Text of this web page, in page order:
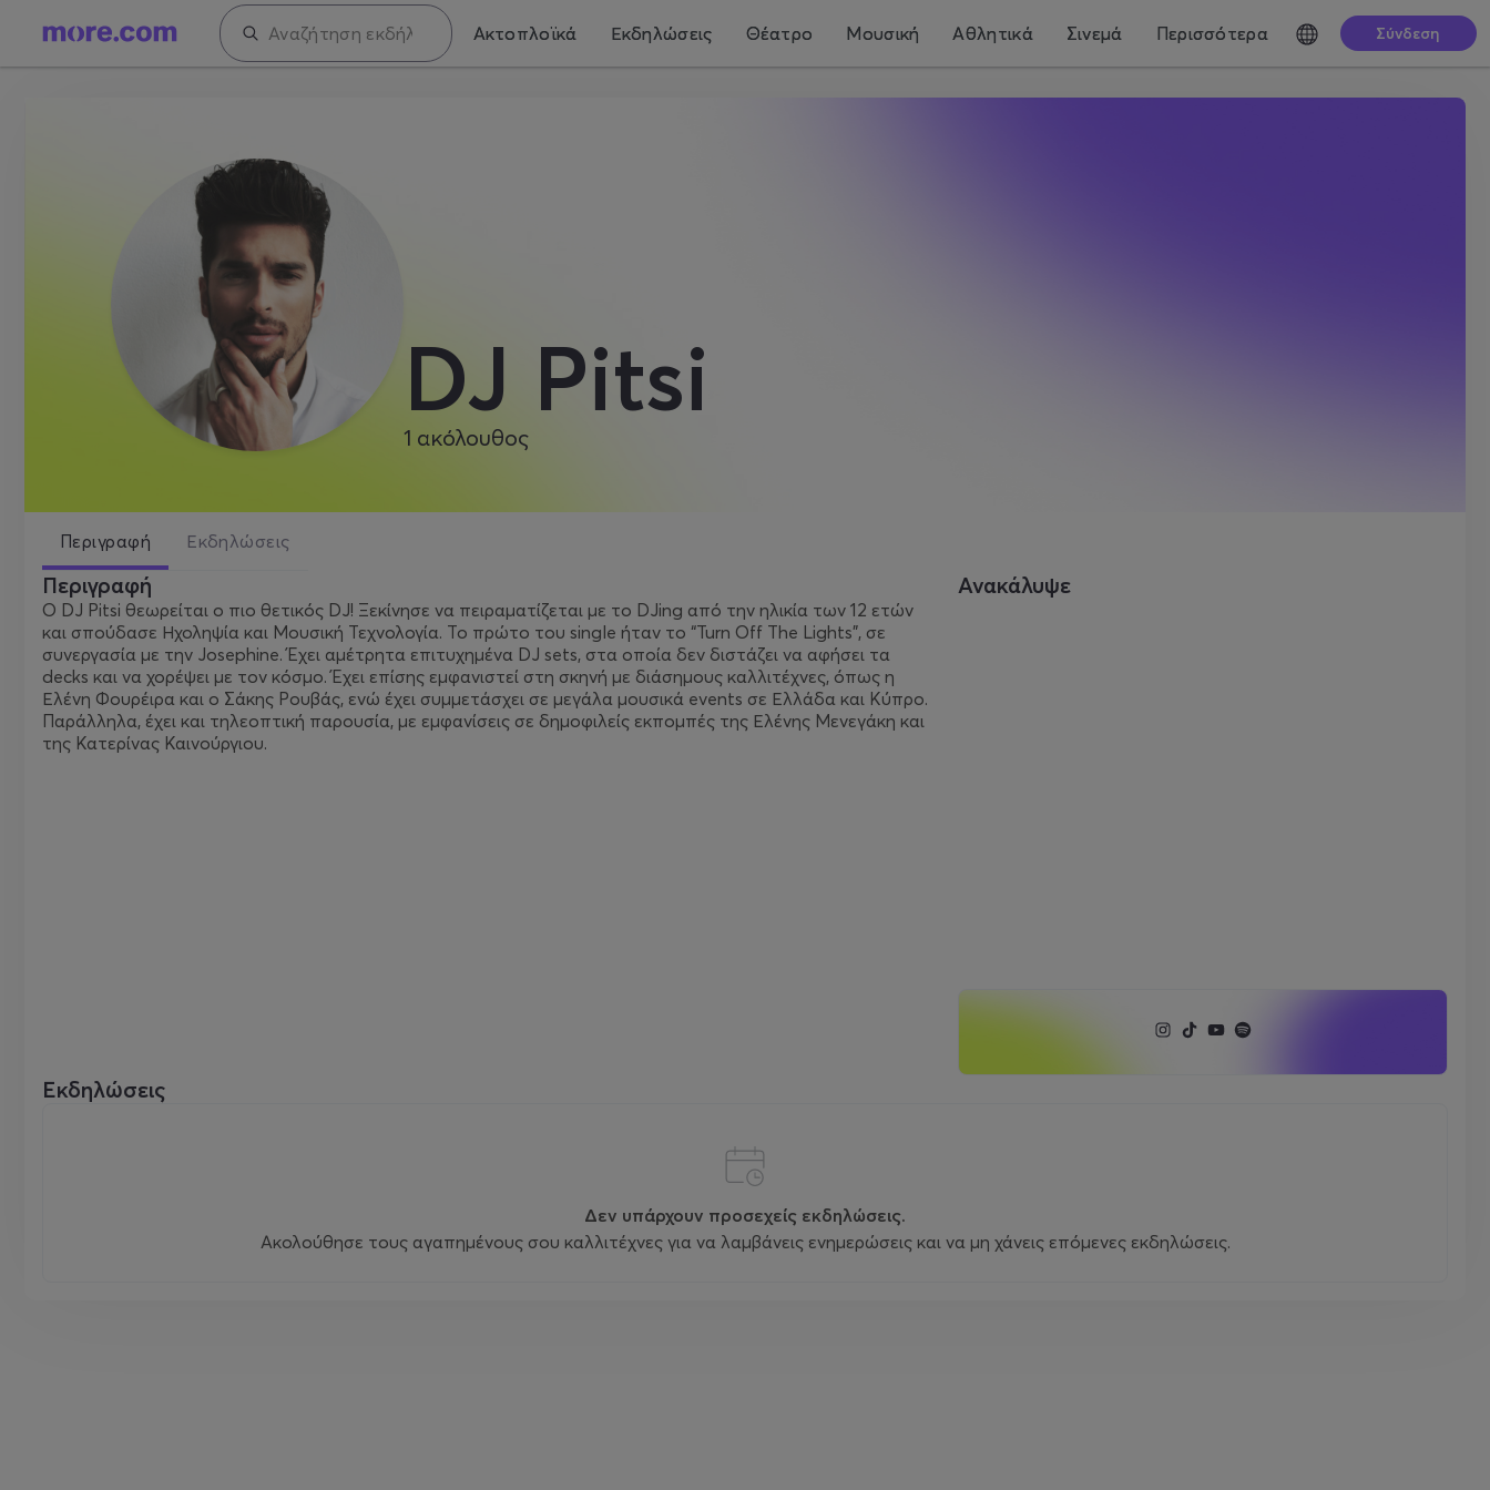
Ακτοπλοϊκά Εκδηλώσεις Θέατρο Μουσική Αθλητικά Σινεμά Περισσότερα Σύνδεση
DJ Pitsi
1 ακόλουθος
Περιγραφή Εκδηλώσεις
Περιγραφή
Ο DJ Pitsi θεωρείται ο πιο θετικός DJ! Ξεκίνησε να πειραματίζεται με το DJing από την ηλικία των 12 ετών
και σπούδασε Ηχοληψία και Μουσική Τεχνολογία. Το πρώτο του single ήταν το “Turn Off The Lights”, σε
συνεργασία με την Josephine. Έχει αμέτρητα επιτυχημένα DJ sets, στα οποία δεν διστάζει να αφήσει τα
decks και να χορέψει με τον κόσμο. Έχει επίσης εμφανιστεί στη σκηνή με διάσημους καλλιτέχνες, όπως η
Ελένη Φουρέιρα και ο Σάκης Ρουβάς, ενώ έχει συμμετάσχει σε μεγάλα μουσικά events σε Ελλάδα και Κύπρο.
Παράλληλα, έχει και τηλεοπτική παρουσία, με εμφανίσεις σε δημοφιλείς εκπομπές της Ελένης Μενεγάκη και
της Κατερίνας Καινούργιου.
Ανακάλυψε
Εκδηλώσεις
Δεν υπάρχουν προσεχείς εκδηλώσεις.
Ακολούθησε τους αγαπημένους σου καλλιτέχνες για να λαμβάνεις ενημερώσεις και να μη χάνεις επόμενες εκδηλώσεις.